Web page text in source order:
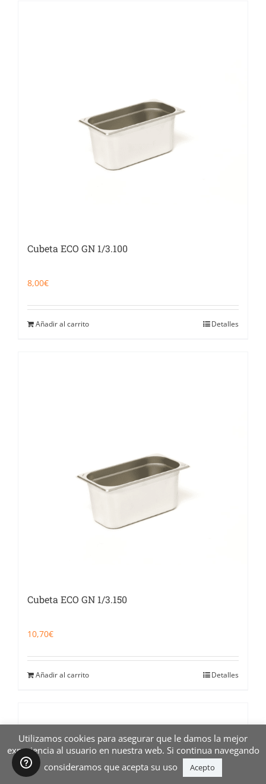
Cubeta ECO GN 1/3.100
8,00€
Añadir al carrito Detalles
Cubeta ECO GN 1/3.150
10,70€
Añadir al carrito Detalles
Utilizamos cookies para asegurar que le damos la mejor
experiencia al usuario en nuestra web. Si continua navegando
consideramos que acepta su uso
Acepto